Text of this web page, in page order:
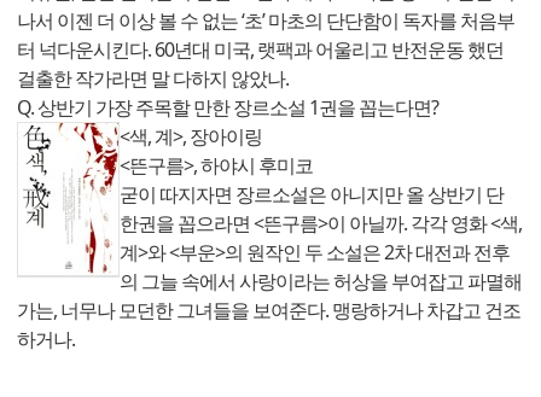
나서 이젠 더 이상 볼 수 없는 ‘초’ 마초의 단단함이 독자를 처음부
터 넉다운시킨다. 60년대 미국, 랫팩과 어울리고 반전운동 했던
걸출한 작가라면 말 다하지 않았나.
Q. 상반기 가장 주목할 만한 장르소설 1권을 꼽는다면?
<색, 계>, 장아이링
<뜬구름>, 하야시 후미코
굳이 따지자면 장르소설은 아니지만 올 상반기 단
한권을 꼽으라면 <뜬구름>이 아닐까. 각각 영화 <색,
계>와 <부운>의 원작인 두 소설은 2차 대전과 전후
의 그늘 속에서 사랑이라는 허상을 부여잡고 파멸해
가는, 너무나 모던한 그녀들을 보여준다. 맹랑하거나 차갑고 건조
하거나.